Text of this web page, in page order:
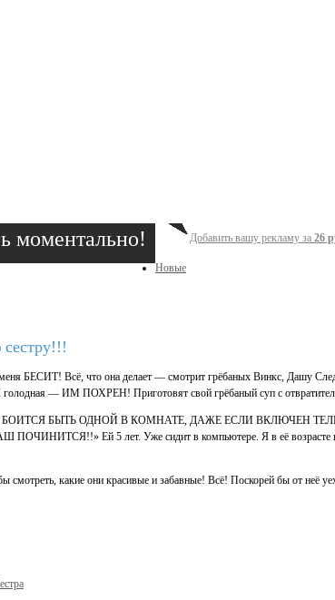
моментально! Добавить вашу рекламу за 26
Новые
БЕСИТ! Всё, что она делает — смотрит грёбаных Винкс, Дашу
голодная — ИМ ПОХРЕН! Приготовят свой грёбаный суп с
БОИТСЯ БЫТЬ ОДНОЙ В КОМНАТЕ, ДАЖЕ ЕСЛИ ВКЛЮЧЕН ТЕЛИК,
Ей 5 лет. Уже сидит в компьютере. Я в её возрасте не
какие они красивые и забавные! Всё! Поскорей бы от неё